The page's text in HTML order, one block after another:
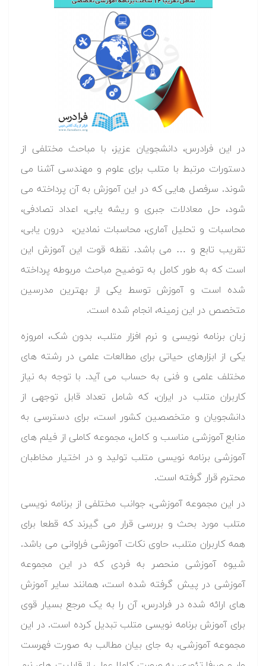
در این فرادرس، دانشجویان عزیز، با مباحث مختلفی از
دستورات مرتبط با متلب برای علوم و مهندسی آشنا می
شوند. سرفصل هایی که در این آموزش به آن پرداخته می
شود، حل معادلات جبری و ریشه یابی، اعداد تصادفی،
محاسبات و تحلیل آماری، محاسبات نمادین، درون یابی،
تقریب تابع و … می باشد. نقطه قوت این آموزش این
است که به طور کامل به توضیح مباحث مربوطه پرداخته
شده است و آموزش توسط یکی از بهترین مدرسین
متخصص در این زمینه، انجام شده است.
زبان برنامه نویسی و نرم افزار متلب، بدون شک، امروزه
یکی از ابزارهای حیاتی برای مطالعات علمی در رشته های
مختلف علمی و فنی به حساب می آید. با توجه به نیاز
کاربران متلب در ایران، که شامل تعداد قابل توجهی از
دانشجویان و متخصصین کشور است، برای دسترسی به
منابع آموزشی مناسب و کامل، مجموعه کاملی از فیلم های
آموزشی برنامه نویسی متلب تولید و در اختیار مخاطبان
محترم قرار گرفته است.
در این مجموعه آموزشی، جوانب مختلفی از برنامه نویسی
متلب مورد بحث و بررسی قرار می گیرند که قطعا برای
همه کاربران متلب، حاوی نکات آموزشی فراوانی می باشد.
شیوه آموزشی منحصر به فردی که در این مجموعه
آموزشی در پیش گرفته شده است، همانند سایر آموزش
های ارائه شده در فرادرس، آن را به یک مرجع بسیار قوی
برای آموزش برنامه نویسی متلب تبدیل کرده است. در این
مجموعه آموزشی، به جای بیان مطالب به صورت فهرست